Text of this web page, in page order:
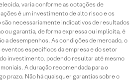
varia conforme as cotações de
é um investimento de alto risco e os
necessariamente indicativos de resultados
ou garantia, de forma expressa ou implícita, é
a desempenhos. As condições de mercado, o
específicos da empresa e do setor
investimento, podendo resultar até mesmo
A duração recomendada para o
prazo. Não há quaisquer garantias sobre o